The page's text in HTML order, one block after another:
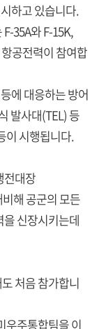
하고 있습니다.
35A와 F-15K,
공전력이 참여합
에 대응하는 방어
발사대(TEL) 등
이 시행됩니다.
전대장
해 공군의 모든
신장시키는데
처음 참가합니
우주통합팀을 이